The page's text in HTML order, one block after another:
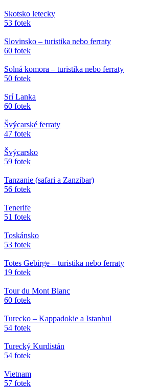
Skotsko letecky
53 fotek
Slovinsko – turistika nebo ferraty
60 fotek
Solná komora – turistika nebo ferraty
50 fotek
Srí Lanka
60 fotek
Švýcarské ferraty
47 fotek
Švýcarsko
59 fotek
Tanzanie (safari a Zanzibar)
56 fotek
Tenerife
51 fotek
Toskánsko
53 fotek
Totes Gebirge – turistika nebo ferraty
19 fotek
Tour du Mont Blanc
60 fotek
Turecko – Kappadokie a Istanbul
54 fotek
Turecký Kurdistán
54 fotek
Vietnam
57 fotek